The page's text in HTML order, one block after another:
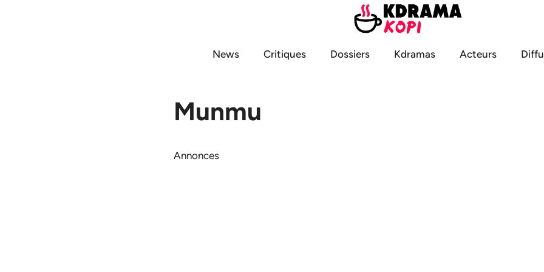
News
Critiques Dossiers Kdramas Acteurs
Munmu
Annonces